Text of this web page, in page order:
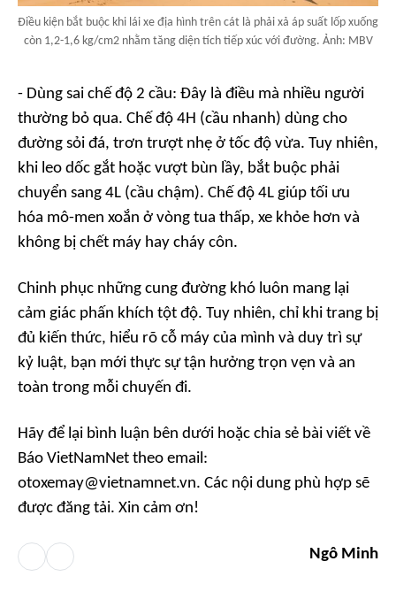
Điều kiện bắt buộc khi lái xe địa hình trên cát là phải xả áp suất lốp xuống
còn 1,2-1,6 kg/cm2 nhằm tăng diện tích tiếp xúc với đường. Ảnh: MBV
- Dùng sai chế độ 2 cầu: Đây là điều mà nhiều người
thường bỏ qua. Chế độ 4H (cầu nhanh) dùng cho
đường sỏi đá, trơn trượt nhẹ ở tốc độ vừa. Tuy nhiên,
khi leo dốc gắt hoặc vượt bùn lầy, bắt buộc phải
chuyển sang 4L (cầu chậm). Chế độ 4L giúp tối ưu
hóa mô-men xoắn ở vòng tua thấp, xe khỏe hơn và
không bị chết máy hay cháy côn.
Chinh phục những cung đường khó luôn mang lại
cảm giác phấn khích tột độ. Tuy nhiên, chỉ khi trang bị
đủ kiến thức, hiểu rõ cỗ máy của mình và duy trì sự
kỷ luật, bạn mới thực sự tận hưởng trọn vẹn và an
toàn trong mỗi chuyến đi.
Hãy để lại bình luận bên dưới hoặc chia sẻ bài viết về
Báo VietNamNet theo email:
otoxemay@vietnamnet.vn. Các nội dung phù hợp sẽ
được đăng tải. Xin cảm ơn!
Ngô Minh